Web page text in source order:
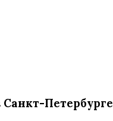
Петербурге